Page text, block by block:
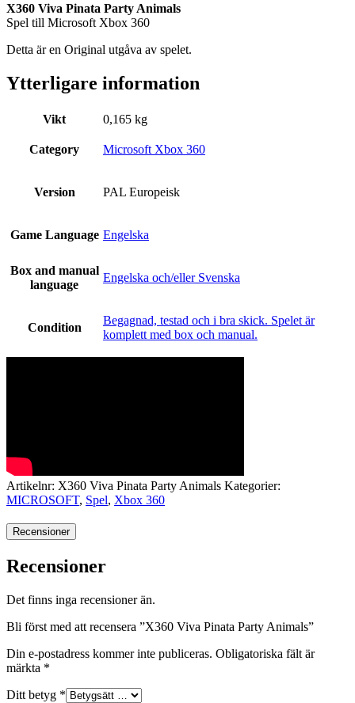
X360 Viva Pinata Party Animals
Spel till Microsoft Xbox 360
Detta är en Original utgåva av spelet.
Ytterligare information
Vikt 0,165 kg
Category Microsoft Xbox 360
Version PAL Europeisk
Game Language Engelska
Box and manual
language
Engelska och/eller Svenska
Condition
Begagnad, testad och i bra skick. Spelet är
komplett med box och manual.
Artikelnr: X360 Viva Pinata Party Animals Kategorier:
MICROSOFT, Spel, Xbox 360
Recensioner
Recensioner
Det finns inga recensioner än.
Bli först med att recensera ”X360 Viva Pinata Party Animals”
Din e-postadress kommer inte publiceras. Obligatoriska fält är
märkta *
Ditt betyg *